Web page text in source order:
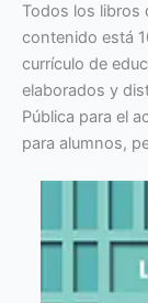
Todos los libros
contenido está
currículo de
elaborados y
Pública para el
para alumnos,